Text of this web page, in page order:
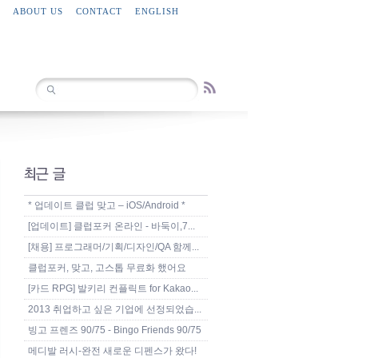
ENGLISH
CONTACT
ABOUT US
* 업데이트 클럽 맞고 – iOS/Android *
[업데이트] 클럽포커 온라인 - 바둑이,7...
[채용] 프로그래머/기획/디자인/QA 함께...
클럽포커, 맞고, 고스톱 무료화 했어요
[카드 RPG] 발키리 컨플릭트 for Kakao...
2013 취업하고 싶은 기업에 선정되었습...
빙고 프렌즈 90/75 - Bingo Friends 90/75
메디발 러시-완전 새로운 디펜스가 왔다!